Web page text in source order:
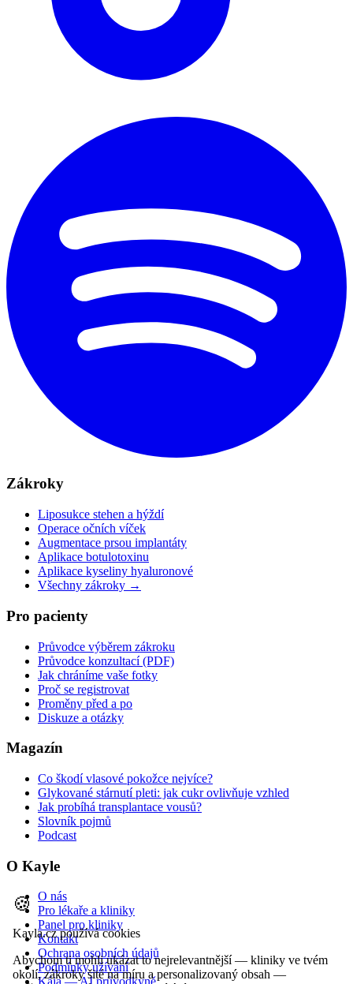
Zákroky
Liposukce stehen a hýždí
Operace očních víček
Augmentace prsou implantáty
Aplikace botulotoxinu
Aplikace kyseliny hyaluronové
Všechny zákroky →
Pro pacienty
Průvodce výběrem zákroku
Průvodce konzultací (PDF)
Jak chráníme vaše fotky
Proč se registrovat
Proměny před a po
Diskuze a otázky
Magazín
Co škodí vlasové pokožce nejvíce?
Glykované stárnutí pleti: jak cukr ovlivňuje vzhled
Jak probíhá transplantace vousů?
Slovník pojmů
Podcast
O Kayle
O nás
Pro lékaře a kliniky
Panel pro kliniky
Kontakt
Ochrana osobních údajů
Podmínky užívání
🍪
Kayla.cz používá cookies
Abychom ti mohli ukázat to nejrelevantnější — kliniky ve tvém
okolí, zákroky šité na míru a personalizovaný obsah —